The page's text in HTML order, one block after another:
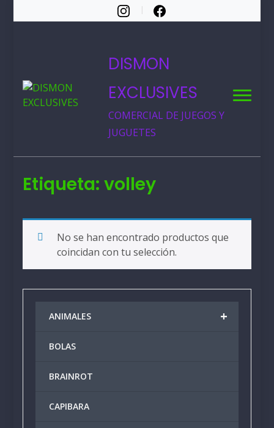
DISMON
EXCLUSIVES
COMERCIAL DE JUEGOS Y
JUGUETES
Etiqueta:volley
No se han encontrado productos que
coincidan con tu selección.
+
ANIMALES
BOLAS
BRAINROT
CAPIBARA